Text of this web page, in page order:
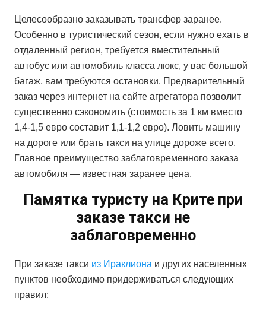
Целесообразно заказывать трансфер заранее.
Особенно в туристический сезон, если нужно ехать в
отдаленный регион, требуется вместительный
автобус или автомобиль класса люкс, у вас большой
багаж, вам требуются остановки. Предварительный
заказ через интернет на сайте агрегатора позволит
существенно сэкономить (стоимость за 1 км вместо
1,4-1,5 евро составит 1,1-1,2 евро). Ловить машину
на дороге или брать такси на улице дороже всего.
Главное преимущество заблаговременного заказа
автомобиля — известная заранее цена.
Памятка туристу на Крите при
заказе такси не
заблаговременно
При заказе такси из Ираклиона и других населенных
пунктов необходимо придерживаться следующих
правил: